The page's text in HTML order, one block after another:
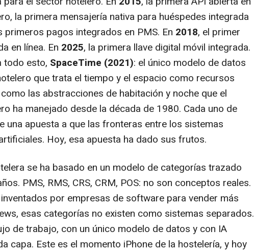
la primera mensajería nativa para huéspedes integrada
primeros pagos integrados en PMS. En 2018, el primer
en línea. En 2025, la primera llave digital móvil integrada.
todo esto, SpaceTime (2021): el único modelo de datos
que trata el tiempo y el espacio como recursos
las abstracciones de habitación y noche que el
ha manejado desde la década de 1980. Cada uno de
una apuesta a que las fronteras entre los sistemas
Hoy, esa apuesta ha dado sus frutos.
se ha basado en un modelo de categorías trazado
PMS, RMS, CRS, CRM, POS: no son conceptos reales.
por empresas de software para vender más
esas categorías no existen como sistemas separados.
de trabajo, con un único modelo de datos y con IA
capa. Este es el momento iPhone de la hostelería, y hoy